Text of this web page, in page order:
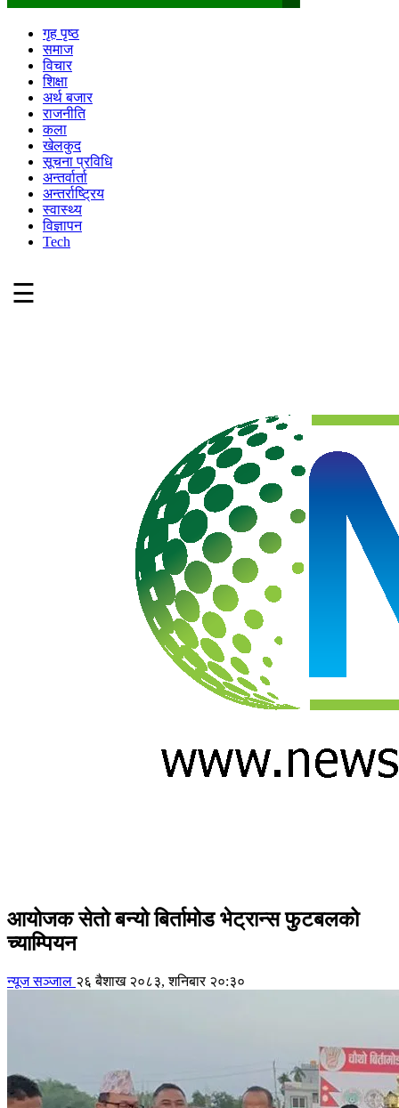
गृह पृष्ठ
समाज
विचार
शिक्षा
अर्थ बजार
राजनीति
कला
खेलकुद
सूचना प्रविधि
अन्तर्वार्ता
अन्तर्राष्ट्रिय
स्वास्थ्य
विज्ञापन
Tech
☰
आयोजक सेतो बन्यो बिर्तामोड भेट्रान्स फुटबलको
च्याम्पियन
न्यूज सञ्जाल २६ बैशाख २०८३, शनिबार २०:३०